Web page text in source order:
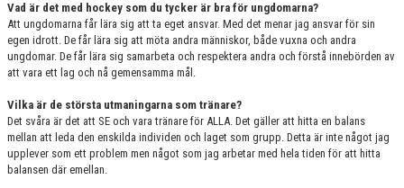
Vad är det med hockey som du tycker är bra för ungdomarna?
Att ungdomarna får lära sig att ta eget ansvar. Med det menar jag ansvar för sin
egen idrott. De får lära sig att möta andra människor, både vuxna och andra
ungdomar. De får lära sig samarbeta och respektera andra och förstå innebörden av
att vara ett lag och nå gemensamma mål.
Vilka är de största utmaningarna som tränare?
Det svåra är det att SE och vara tränare för ALLA. Det gäller att hitta en balans
mellan att leda den enskilda individen och laget som grupp. Detta är inte något jag
upplever som ett problem men något som jag arbetar med hela tiden för att hitta
balansen där emellan.